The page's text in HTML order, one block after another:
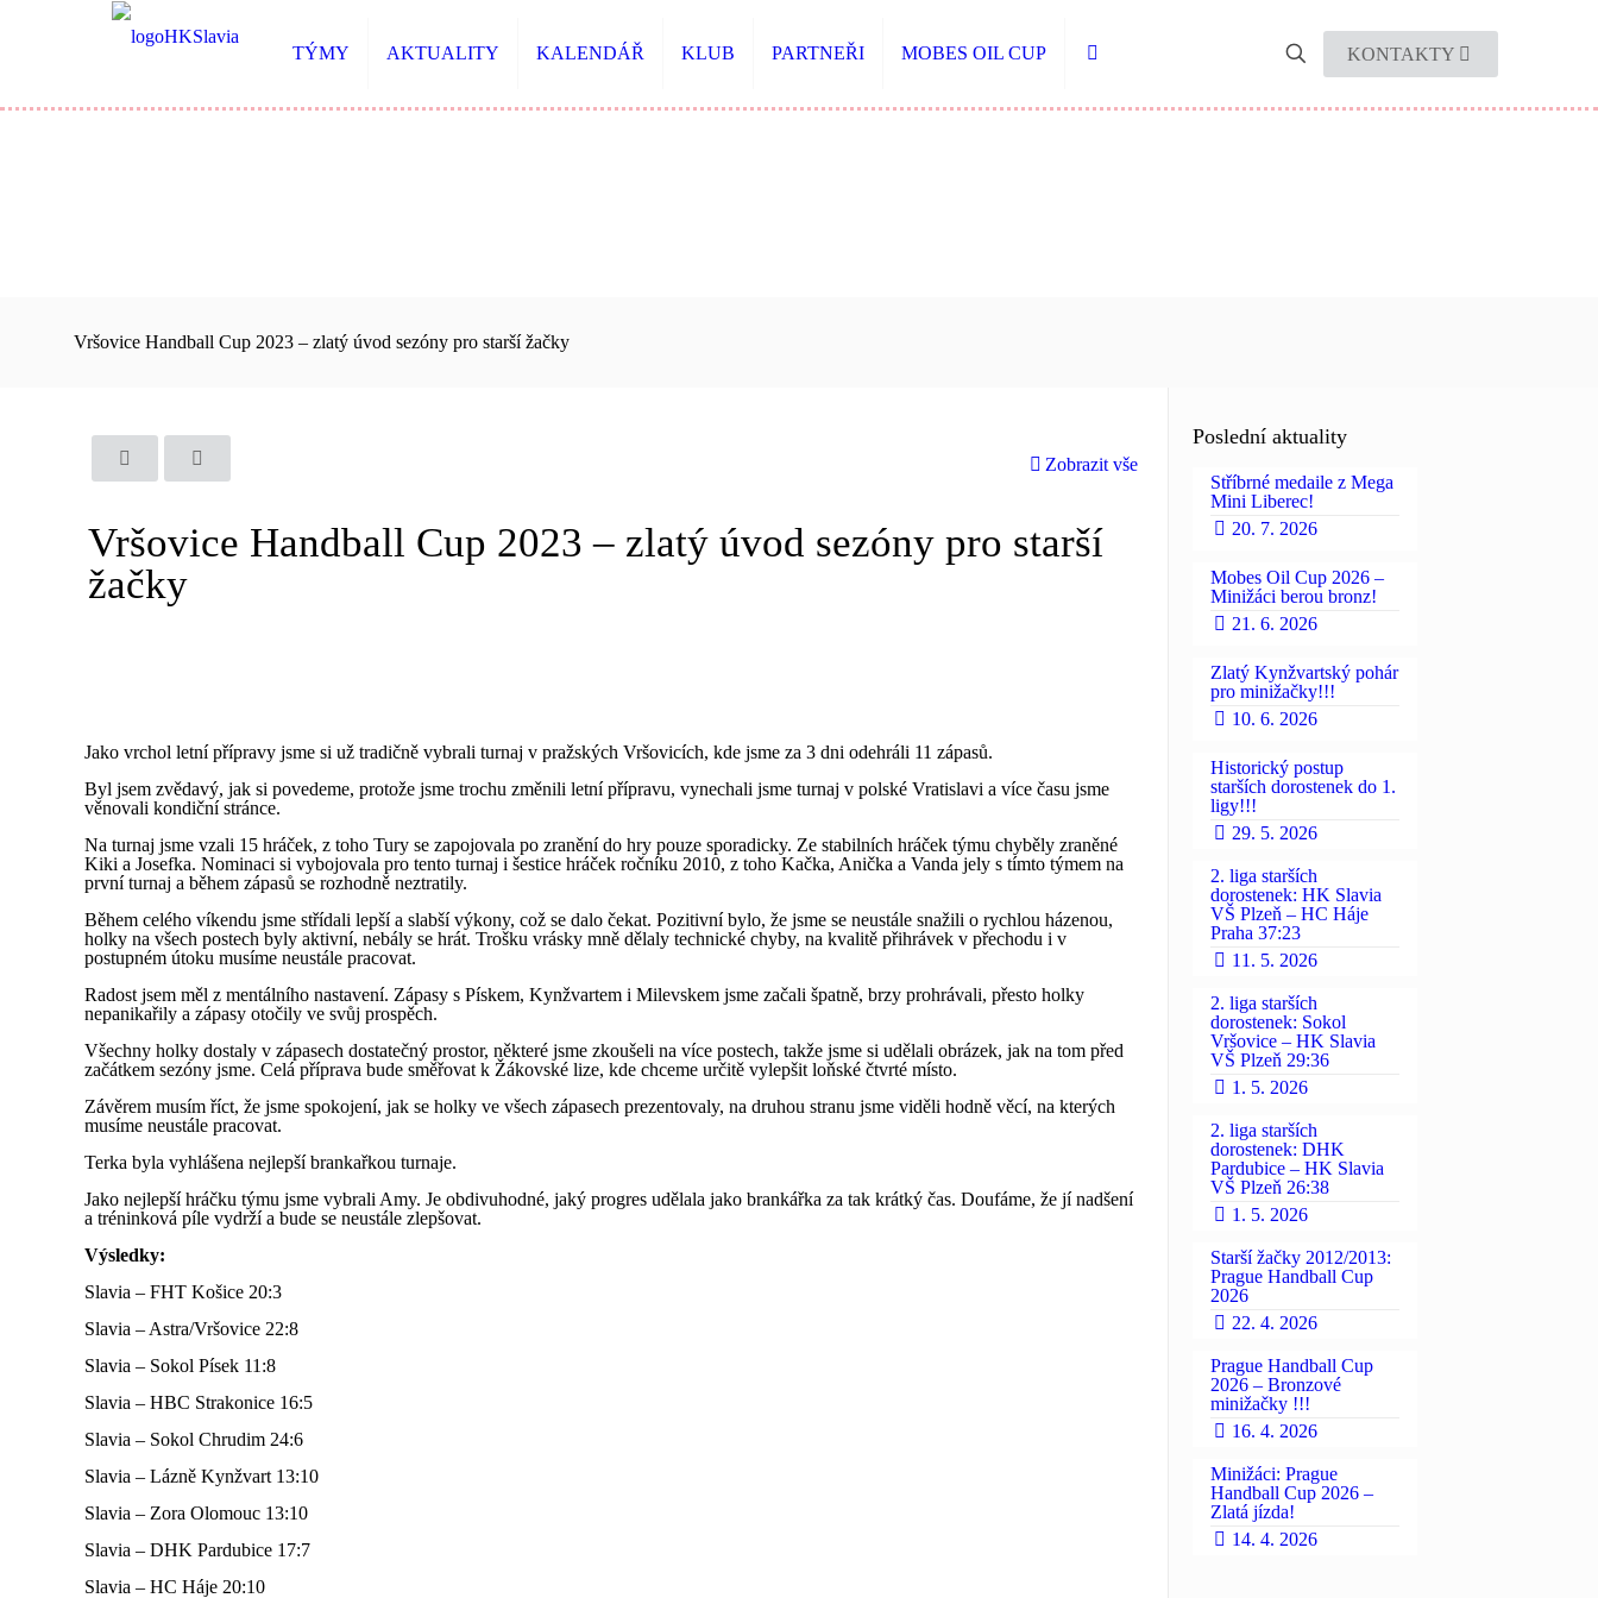
TÝMY AKTUALITY KALENDÁŘ KLUB PARTNEŘI MOBES OIL CUP KONTAKTY
Vršovice Handball Cup 2023 – zlatý úvod sezóny pro starší žačky
Zobrazit vše
Vršovice Handball Cup 2023 – zlatý úvod sezóny pro starší
žačky
Jako vrchol letní přípravy jsme si už tradičně vybrali turnaj v pražských Vršovicích, kde jsme za 3 dni odehráli 11 zápasů.
Byl jsem zvědavý, jak si povedeme, protože jsme trochu změnili letní přípravu, vynechali jsme turnaj v polské Vratislavi a více času jsme
věnovali kondiční stránce.
Na turnaj jsme vzali 15 hráček, z toho Tury se zapojovala po zranění do hry pouze sporadicky. Ze stabilních hráček týmu chyběly zraněné
Kiki a Josefka. Nominaci si vybojovala pro tento turnaj i šestice hráček ročníku 2010, z toho Kačka, Anička a Vanda jely s tímto týmem na
první turnaj a během zápasů se rozhodně neztratily.
Během celého víkendu jsme střídali lepší a slabší výkony, což se dalo čekat. Pozitivní bylo, že jsme se neustále snažili o rychlou házenou,
holky na všech postech byly aktivní, nebály se hrát. Trošku vrásky mně dělaly technické chyby, na kvalitě přihrávek v přechodu i v
postupném útoku musíme neustále pracovat.
Radost jsem měl z mentálního nastavení. Zápasy s Pískem, Kynžvartem i Milevskem jsme začali špatně, brzy prohrávali, přesto holky
nepanikařily a zápasy otočily ve svůj prospěch.
Všechny holky dostaly v zápasech dostatečný prostor, některé jsme zkoušeli na více postech, takže jsme si udělali obrázek, jak na tom před
začátkem sezóny jsme. Celá příprava bude směřovat k Žákovské lize, kde chceme určitě vylepšit loňské čtvrté místo.
Závěrem musím říct, že jsme spokojení, jak se holky ve všech zápasech prezentovaly, na druhou stranu jsme viděli hodně věcí, na kterých
musíme neustále pracovat.
Terka byla vyhlášena nejlepší brankařkou turnaje.
Jako nejlepší hráčku týmu jsme vybrali Amy. Je obdivuhodné, jaký progres udělala jako brankářka za tak krátký čas. Doufáme, že jí nadšení
a tréninková píle vydrží a bude se neustále zlepšovat.
Výsledky:
Slavia – FHT Košice 20:3
Slavia – Astra/Vršovice 22:8
Slavia – Sokol Písek 11:8
Slavia – HBC Strakonice 16:5
Slavia – Sokol Chrudim 24:6
Slavia – Lázně Kynžvart 13:10
Slavia – Zora Olomouc 13:10
Slavia – DHK Pardubice 17:7
Slavia – HC Háje 20:10
Poslední aktuality
Stříbrné medaile z Mega
Mini Liberec!
20. 7. 2026
Mobes Oil Cup 2026 –
Minižáci berou bronz!
21. 6. 2026
Zlatý Kynžvartský pohár
pro minižačky!!!
10. 6. 2026
Historický postup
starších dorostenek do 1.
ligy!!!
29. 5. 2026
2. liga starších
dorostenek: HK Slavia
VŠ Plzeň – HC Háje
Praha 37:23
11. 5. 2026
2. liga starších
dorostenek: Sokol
Vršovice – HK Slavia
VŠ Plzeň 29:36
1. 5. 2026
2. liga starších
dorostenek: DHK
Pardubice – HK Slavia
VŠ Plzeň 26:38
1. 5. 2026
Starší žačky 2012/2013:
Prague Handball Cup
2026
22. 4. 2026
Prague Handball Cup
2026 – Bronzové
minižačky !!!
16. 4. 2026
Minižáci: Prague
Handball Cup 2026 –
Zlatá jízda!
14. 4. 2026